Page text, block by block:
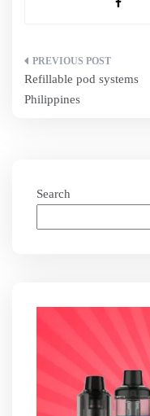
Post
navigation
Refillable pod systems
Philippines
Search